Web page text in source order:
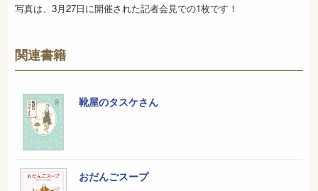
写真は、3月27日に開催された記者会見での1枚です！
関連書籍
靴屋のタスケさん
おだんごスープ